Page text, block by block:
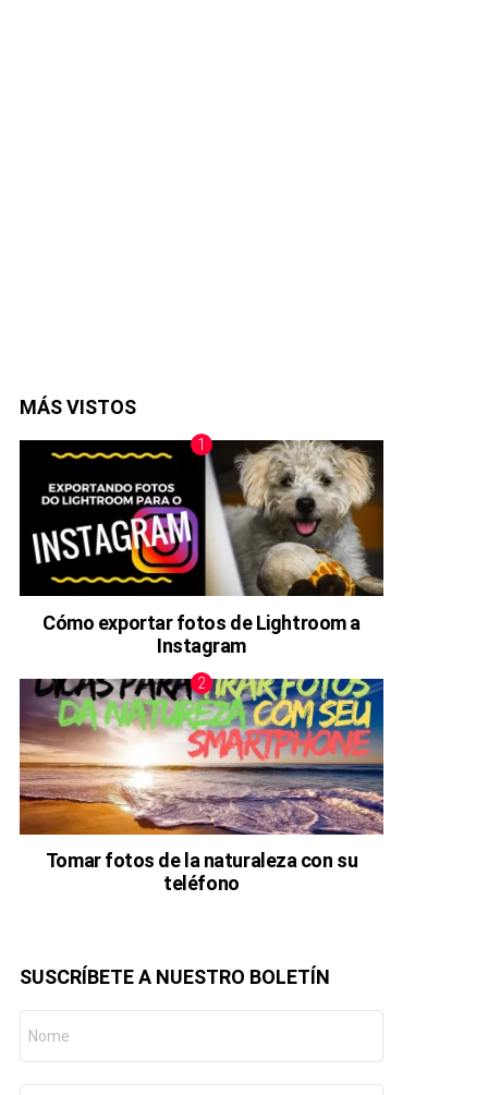
MÁS VISTOS
Cómo exportar fotos de Lightroom a
Instagram
Tomar fotos de la naturaleza con su
teléfono
SUSCRÍBETE A NUESTRO BOLETÍN